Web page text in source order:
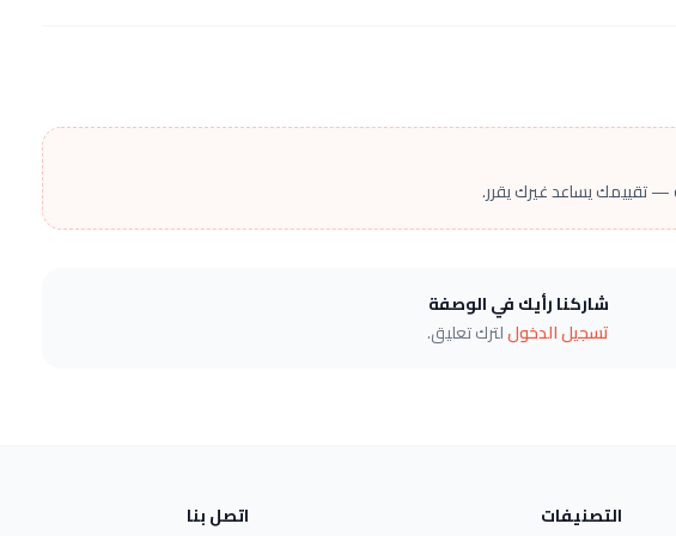
— تقييمك يساعد غيرك يقرر.
شاركنا رأيك في الوصفة
تسجيل الدخوللترك تعليق.
التصنيفات اتصل بنا